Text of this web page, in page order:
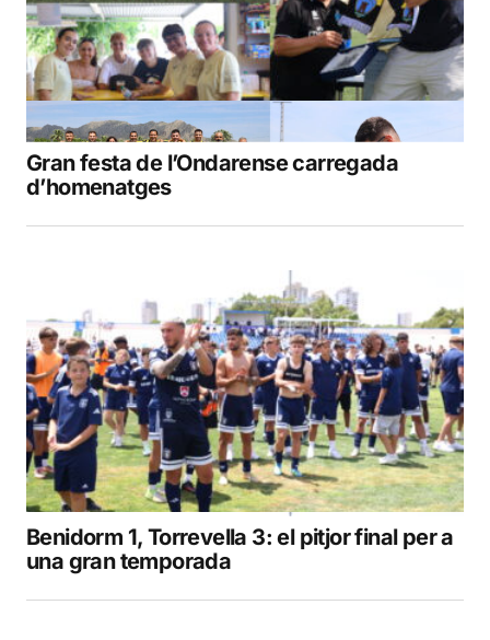
Gran festa de l’Ondarense carregada
d’homenatges
Benidorm 1, Torrevella 3: el pitjor final per a
una gran temporada